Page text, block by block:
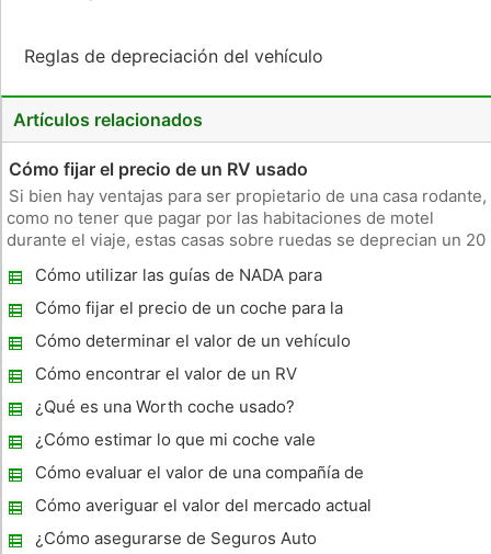
Reglas de depreciación del vehículo
Artículos relacionados
Cómo fijar el precio de un RV usado
Si bien hay ventajas para ser propietario de una casa rodante,
como no tener que pagar por las habitaciones de motel
durante el viaje, estas casas sobre ruedas se deprecian un 20
tiene la necesidad de vender su casa rodante usado, o si
dese
Cómo utilizar las guías de NADA para
evaluar el valor de un coche
Cómo fijar el precio de un coche para la
venta
Cómo determinar el valor de un vehículo
Cómo encontrar el valor de un RV
¿Qué es una Worth coche usado?
¿Cómo estimar lo que mi coche vale
Cómo evaluar el valor de una compañía de
automóviles
Cómo averiguar el valor del mercado actual
de un Subaru Outback 1998
¿Cómo asegurarse de Seguros Auto